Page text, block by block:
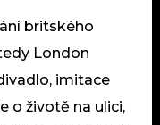
britského
London
imitace
o životě na ulici,